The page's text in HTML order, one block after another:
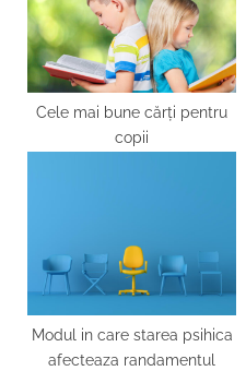
s
t
Cele mai bune cărți pentru
copii
Modul in care starea psihica
afecteaza randamentul